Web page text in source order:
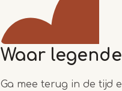
Waar
Ga mee terug in de tijd